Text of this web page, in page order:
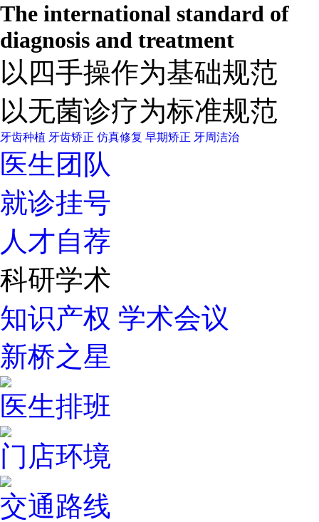
The international standard of
diagnosis and treatment
以四手操作为基础规范
以无菌诊疗为标准规范
牙齿种植 牙齿矫正 仿真修复 早期矫正 牙周洁治
医生团队
就诊挂号
人才自荐
科研学术
知识产权 学术会议
新桥之星
医生排班
门店环境
交通路线